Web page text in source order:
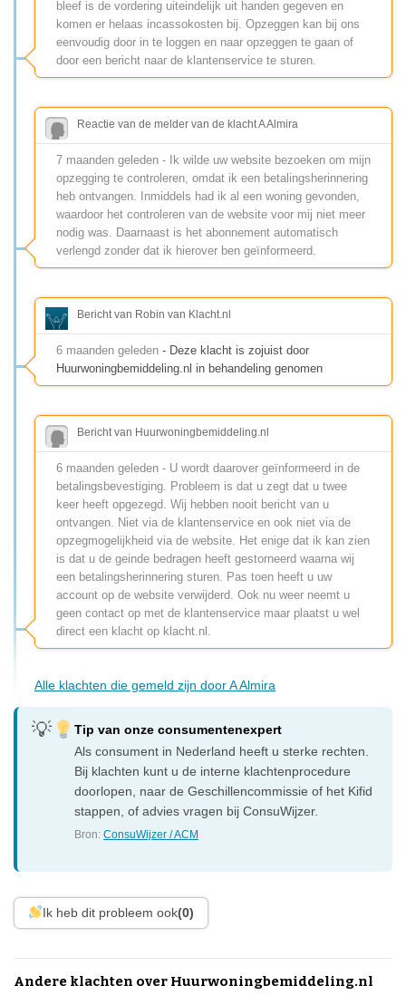
bleef is de vordering uiteindelijk uit handen gegeven en
komen er helaas incassokosten bij. Opzeggen kan bij ons
eenvoudig door in te loggen en naar opzeggen te gaan of
door een bericht naar de klantenservice te sturen.
Reactie van de melder van de klacht A Almira
7 maanden geleden - Ik wilde uw website bezoeken om mijn
opzegging te controleren, omdat ik een betalingsherinnering
heb ontvangen. Inmiddels had ik al een woning gevonden,
waardoor het controleren van de website voor mij niet meer
nodig was. Daarnaast is het abonnement automatisch
verlengd zonder dat ik hierover ben geïnformeerd.
Bericht van Robin van Klacht.nl
6 maanden geleden - Deze klacht is zojuist door
Huurwoningbemiddeling.nl in behandeling genomen
Bericht van Huurwoningbemiddeling.nl
6 maanden geleden - U wordt daarover geïnformeerd in de
betalingsbevestiging. Probleem is dat u zegt dat u twee
keer heeft opgezegd. Wij hebben nooit bericht van u
ontvangen. Niet via de klantenservice en ook niet via de
opzegmogelijkheid via de website. Het enige dat ik kan zien
is dat u de geinde bedragen heeft gestorneerd waarna wij
een betalingsherinnering sturen. Pas toen heeft u uw
account op de website verwijderd. Ook nu weer neemt u
geen contact op met de klantenservice maar plaatst u wel
direct een klacht op klacht.nl.
Alle klachten die gemeld zijn door A Almira
Tip van onze consumentenexpert
Als consument in Nederland heeft u sterke rechten.
Bij klachten kunt u de interne klachtenprocedure
doorlopen, naar de Geschillencommissie of het Kifid
stappen, of advies vragen bij ConsuWijzer.
Bron:ConsuWijzer / ACM
Ik heb dit probleem ook(0)
Andere klachten over Huurwoningbemiddeling.nl